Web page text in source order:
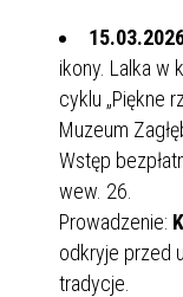
ikony. Lalka w
cyklu „Piękne
Muzeum
Wstęp
wew. 26.
Prowadzenie:
odkryje przed
tradycje.